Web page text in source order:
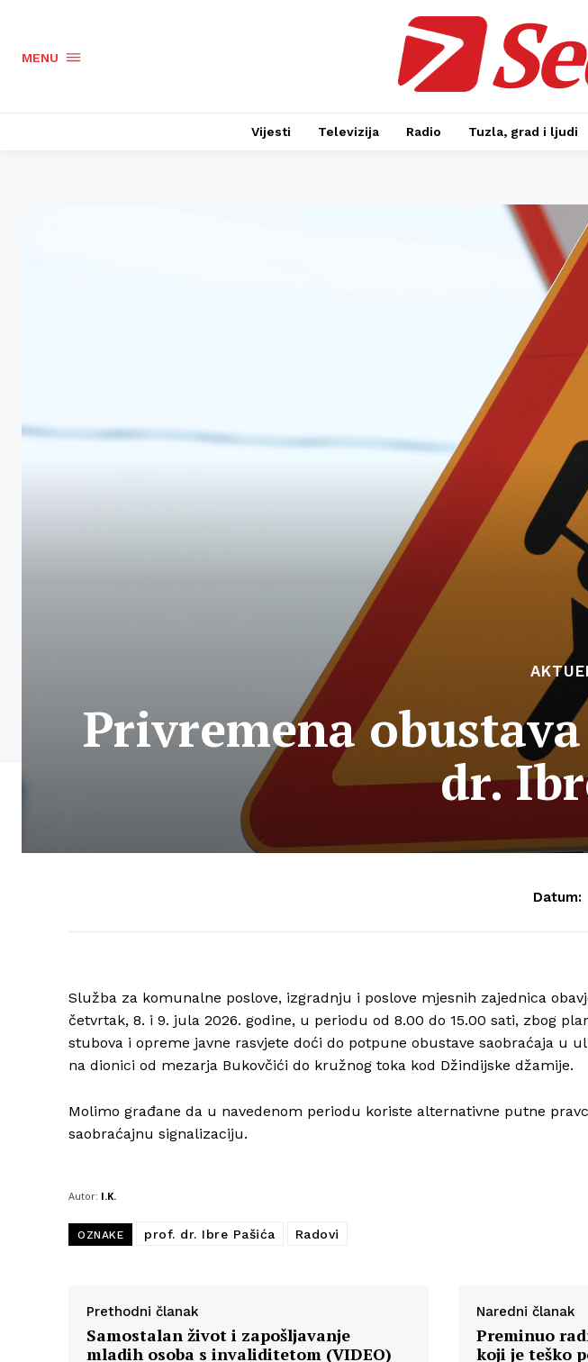
MENU
Vijesti Televizija Radio Tuzla, grad i ljudi
Privremena
dr.
Datum:
Služba za komunalne poslove, izgradnju i poslove mjesnih zajednica
četvrtak, 8. i 9. jula 2026. godine, u periodu od 8.00 do 15.00 sati, zbog
stubova i opreme javne rasvjete doći do potpune obustave saobraćaja u
na dionici od mezarja Bukovčići do kružnog toka kod Džindijske džamije.
Molimo građane da u navedenom periodu koriste alternativne putne
saobraćajnu signalizaciju.
Autor: I.K.
OZNAKE prof. dr. Ibre Pašića Radovi
Prethodni članak
Samostalan život i zapošljavanje
mladih osoba s invaliditetom (VIDEO)
Naredni članak
Preminuo
koji je teško